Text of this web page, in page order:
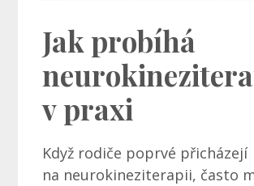
Jak probíhá
v praxi
Když rodiče poprvé přicházejí
na neurokineziterapii, často